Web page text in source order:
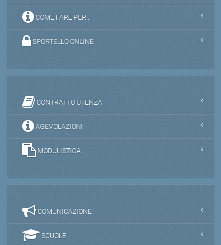
COME FARE PER...
SPORTELLO ONLINE
CONTRATTO UTENZA
AGEVOLAZIONI
MODULISTICA
COMUNICAZIONE
SCUOLE